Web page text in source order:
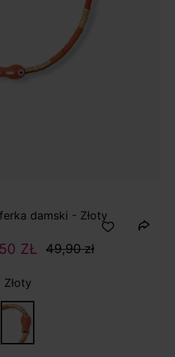
damski - Złoty
ZŁ 49,90 zł
Złoty